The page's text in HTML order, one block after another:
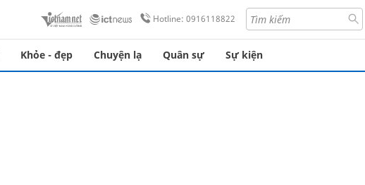
Hotline: 0916118822
Khỏe - đẹp Chuyện lạ Quân sự Sự kiện